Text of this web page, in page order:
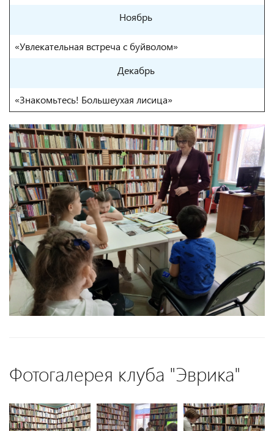
Ноябрь
«Увлекательная встреча с буйволом»
Декабрь
«Знакомьтесь! Большеухая лисица»
Фотогалерея клуба "Эврика"